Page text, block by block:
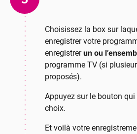
Choisissez la box sur
enregistrer votre
enregistrerun ou
programme TV (si
proposés).
Appuyez sur le bouton
choix.
Et voilà votre